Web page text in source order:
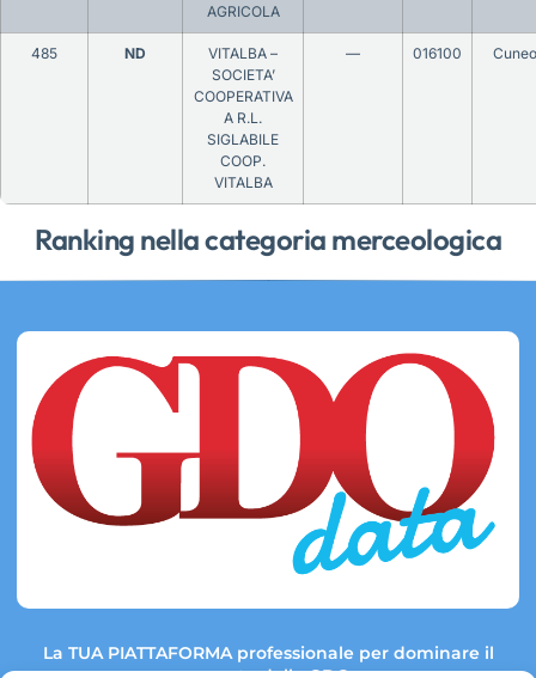
Ranking nella categoria merceologica
AGRICOLA
485 ND
VITALBA –
SOCIETA’
COOPERATIVA
A R.L.
SIGLABILE
COOP.
VITALBA
— 016100 Cuneo
La TUA PIATTAFORMA professionale per dominare il